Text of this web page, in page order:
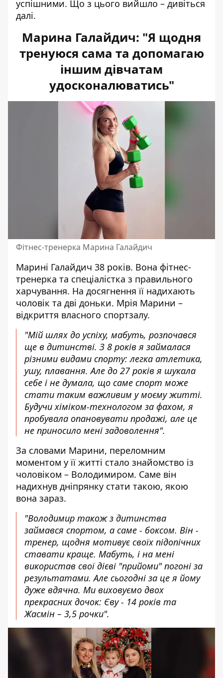
успішними. Що з цього вийшло – дивіться
далі.
Марина Галайдич: "Я щодня
тренуюся сама та допомагаю
іншим дівчатам
удосконалюватись"
Фітнес-тренерка Марина Галайдич
Марині Галайдич 38 років. Вона фітнес-
тренерка та спеціалістка з правильного
харчування. На досягнення її надихають
чоловік та дві доньки. Мрія Марини –
відкриття власного спортзалу.
"Мій шлях до успіху, мабуть, розпочався
ще в дитинстві. З 8 років я займалася
різними видами спорту: легка атлетика,
ушу, плавання. Але до 27 років я шукала
себе і не думала, що саме спорт може
стати таким важливим у моєму житті.
Будучи хіміком-технологом за фахом, я
пробувала опановувати продажі, але це
не приносило мені задоволення".
За словами Марини, переломним
моментом у її житті стало знайомство із
чоловіком – Володимиром. Саме він
надихнув дніпрянку стати такою, якою
вона зараз.
"Володимир також з дитинства
займався спортом, а саме - боксом. Він -
тренер, щодня мотивує своїх підопічних
ставати краще. Мабуть, і на мені
використав свої дієві "прийоми" погоні за
результатами. Але сьогодні за це я йому
дуже вдячна. Ми виховуємо двох
прекрасних дочок: Єву - 14 років та
Жасмін – 3,5 рочки".